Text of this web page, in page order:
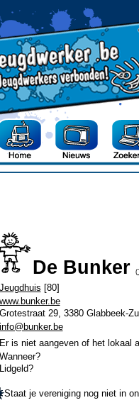
De Bunker (
Jeugdhuis [80]
www.bunker.be
Grotestraat 29, 3380 Glabbeek-
info@bunker.be
Er is niet aangeven of het lokaal
Wanneer?
Lidgeld?
Staat je vereniging nog niet in